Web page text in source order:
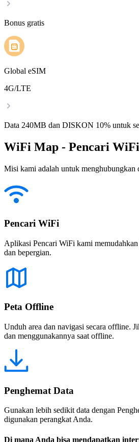
Bonus gratis
Global eSIM
4G/LTE
Data 240MB dan DISKON 10% untuk
WiFi Map - Pencari
Misi kami adalah untuk menghubungkan
Pencari WiFi
Aplikasi Pencari WiFi kami
dan bepergian.
Peta Offline
Unduh area dan navigasi secara offline.
dan menggunakannya saat offline.
Penghemat Data
Gunakan lebih sedikit data dengan
digunakan perangkat Anda.
Di mana Anda bisa mendapatkan